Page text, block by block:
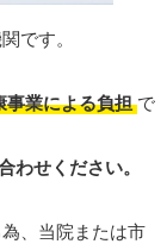
です。
事業による負担で
わせください。
、当院または市